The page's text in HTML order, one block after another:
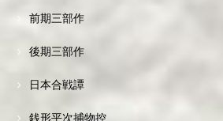
前期三部作
後期三部作
日本合戦譚
銭形平次捕物控